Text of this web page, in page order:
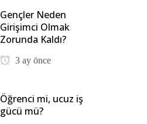
Gençler Neden
Girişimci Olmak
Zorunda Kaldı?
3 ay önce
Öğrenci mi, ucuz iş
gücü mü?